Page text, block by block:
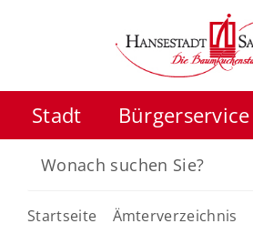
Stadt Bürgerservice
Startseite Ämterverzeichnis